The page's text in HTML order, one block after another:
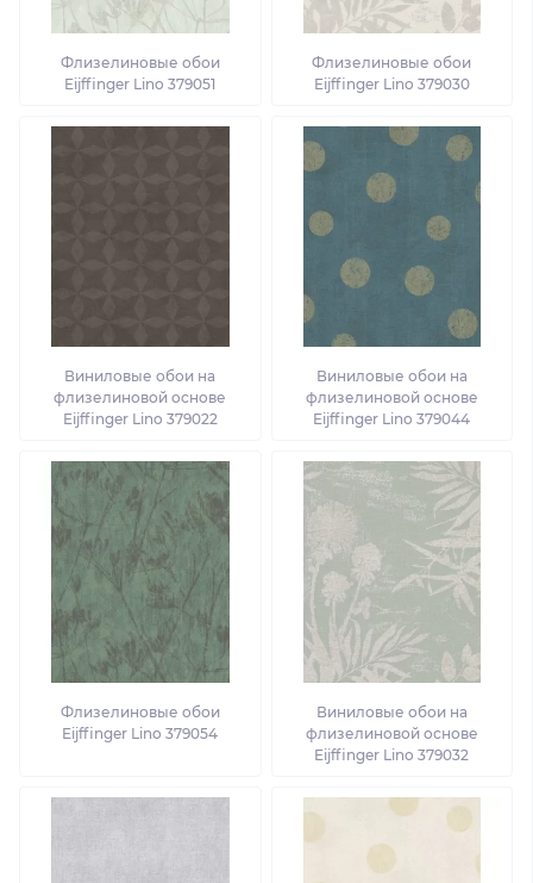
Флизелиновые обои
Eijffinger Lino 379051
Флизелиновые обои
Eijffinger Lino 379030
Виниловые обои на
флизелиновой основе
Eijffinger Lino 379022
Виниловые обои на
флизелиновой основе
Eijffinger Lino 379044
Флизелиновые обои
Eijffinger Lino 379054
Виниловые обои на
флизелиновой основе
Eijffinger Lino 379032